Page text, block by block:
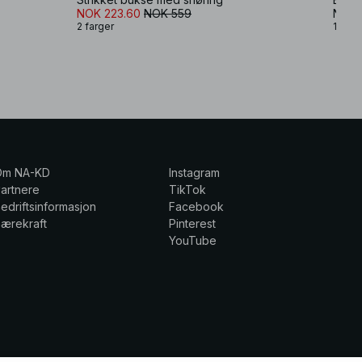
NOK 223.60 NOK 559
2 farger
NOK
1
NA-KD
Instagram
TikTok
Facebook
Pinterest
YouTube